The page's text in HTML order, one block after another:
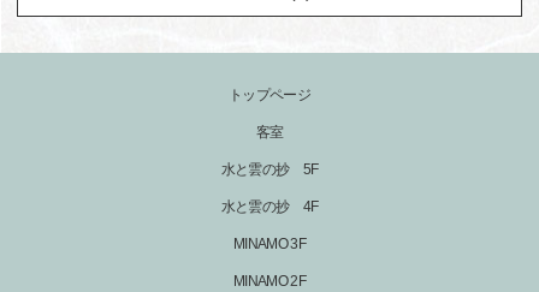
トップページ
客室
水と雲の抄 5F
水と雲の抄 4F
MINAMO 3F
MINAMO 2F